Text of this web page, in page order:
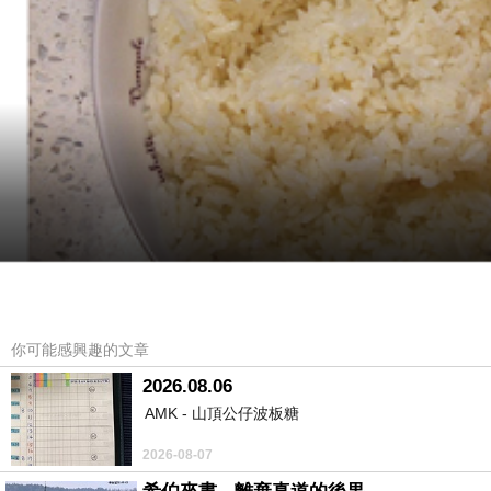
準備食材：
（1）辣椒1條（添加香味）
（2）雞蛋3顆
你可能感興趣的文章
2026.08.06
AMK - 山頂公仔波板糖
2026-08-07